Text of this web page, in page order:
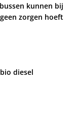
kunnen bij
zorgen hoeft
diesel